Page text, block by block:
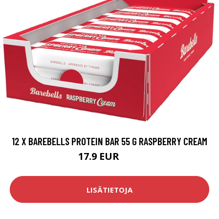
12 X BAREBELLS PROTEIN BAR 55 G RASPBERRY CREAM
17.9 EUR
LISÄTIETOJA